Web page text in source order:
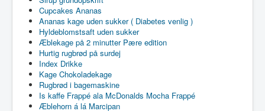
Cupcakes Ananas
Ananas kage uden sukker ( Diabetes venlig )
Hyldeblomstsaft uden sukker
Æblekage på 2 minutter Pære edition
Hurtig rugbrød på surdej
Index Drikke
Kage Chokoladekage
Rugbrød i bagemaskine
Is kaffe Frappé ala McDonalds Mocha Frappé
Æblehorn á lá Marcipan